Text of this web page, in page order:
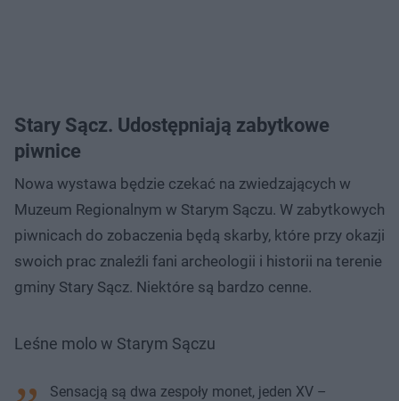
Stary Sącz. Udostępniają zabytkowe
piwnice
Nowa wystawa będzie czekać na zwiedzających w
Muzeum Regionalnym w Starym Sączu. W zabytkowych
piwnicach do zobaczenia będą skarby, które przy okazji
swoich prac znaleźli fani archeologii i historii na terenie
gminy Stary Sącz. Niektóre są bardzo cenne.
Leśne molo w Starym Sączu
Sensacją są dwa zespoły monet, jeden XV –